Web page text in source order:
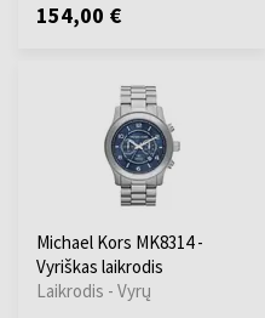
154,00 €
Michael Kors MK8314 -
Vyriškas laikrodis
Laikrodis - Vyrų